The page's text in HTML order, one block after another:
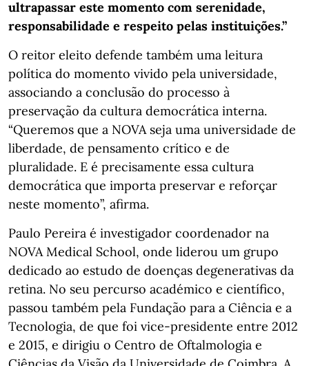
ultrapassar este momento com serenidade,
responsabilidade e respeito pelas instituições.”
O reitor eleito defende também uma leitura
política do momento vivido pela universidade,
associando a conclusão do processo à
preservação da cultura democrática interna.
“Queremos que a NOVA seja uma universidade de
liberdade, de pensamento crítico e de
pluralidade. E é precisamente essa cultura
democrática que importa preservar e reforçar
neste momento”, afirma.
Paulo Pereira é investigador coordenador na
NOVA Medical School, onde liderou um grupo
dedicado ao estudo de doenças degenerativas da
retina. No seu percurso académico e científico,
passou também pela Fundação para a Ciência e a
Tecnologia, de que foi vice-presidente entre 2012
e 2015, e dirigiu o Centro de Oftalmologia e